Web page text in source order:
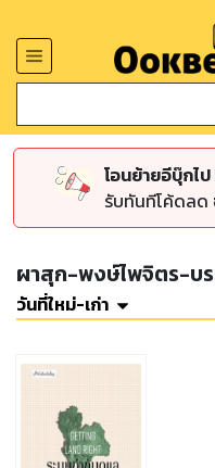
โอนย้ายอีบุ๊กไ
รับทันทีโค้ดลด
ผาสุก-พงษ์ไพจิตร-บ
วันที่ใหม่-เก่า